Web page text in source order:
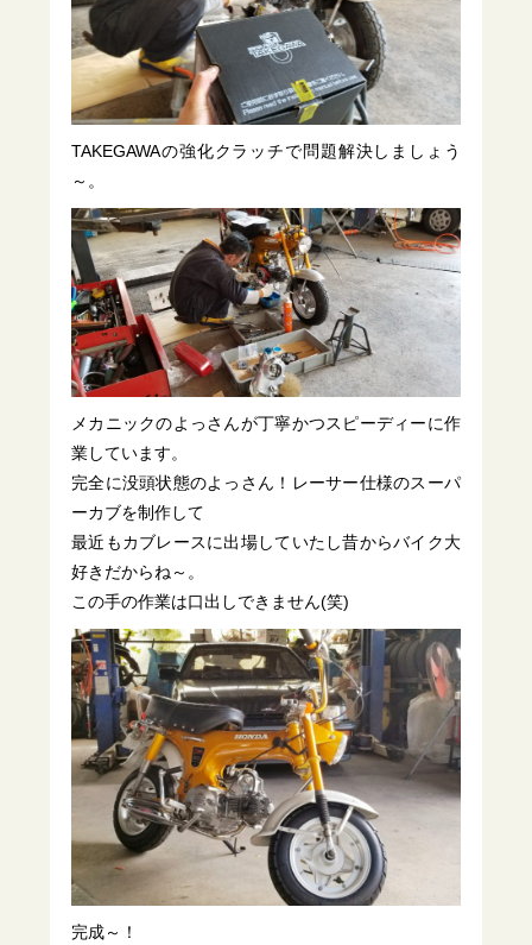
TAKEGAWAの強化クラッチで問題解決しましょう
～。
メカニックのよっさんが丁寧かつスピーディーに作
業しています。
完全に没頭状態のよっさん！レーサー仕様のスーパ
ーカブを制作して
最近もカブレースに出場していたし昔からバイク大
好きだからね～。
この手の作業は口出しできません(笑)
完成～！